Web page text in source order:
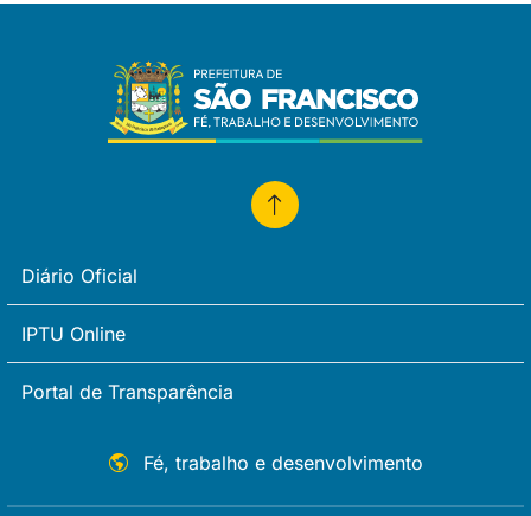
Diário Oficial
IPTU Online
Portal de Transparência
Fé, trabalho e desenvolvimento